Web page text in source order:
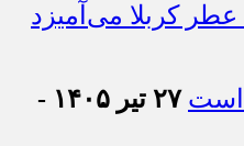
کربلا می‌آمیزد
است
۲۷ تیر ۱۴۰۵ -